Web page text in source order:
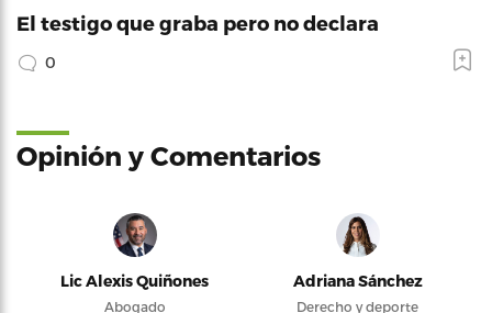
El testigo que graba pero no declara
0
Opinión y Comentarios
Lic Alexis Quiñones
Abogado
Adriana Sánchez
Derecho y deporte